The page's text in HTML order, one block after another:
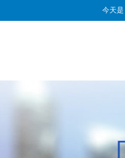
今天是